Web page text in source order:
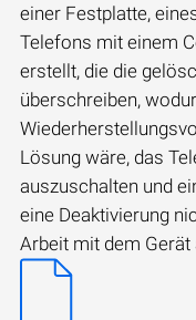
einer Festplatte,
Telefons mit einem
erstellt, die die
überschreiben,
Lösung wäre, das
auszuschalten und
eine Deaktivierung
Arbeit mit dem